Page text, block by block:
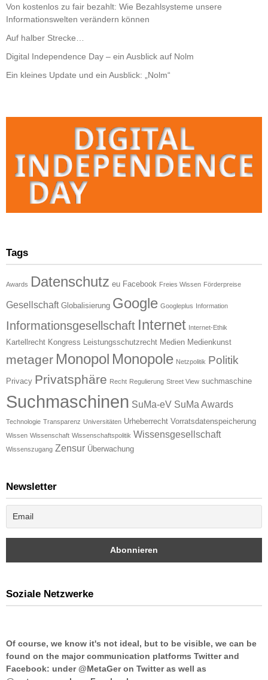
Von kostenlos zu fair bezahlt: Wie Bezahlsysteme unsere
Informationswelten verändern können
Auf halber Strecke…
Digital Independence Day – ein Ausblick auf Nolm
Ein kleines Update und ein Ausblick: „Nolm“
Tags
Awards Datenschutz eu Facebook Freies Wissen Förderpreise
Gesellschaft Globalisierung Google Googleplus Information
Informationsgesellschaft Internet Internet-Ethik
Kartellrecht Kongress Leistungsschutzrecht Medien Medienkunst
metager Monopol Monopole Netzpolitik Politik
Privacy Privatsphäre Recht Regulierung Street View suchmaschine
Suchmaschinen SuMa-eV SuMa Awards
Technologie Transparenz Universitäten Urheberrecht Vorratsdatenspeicherung
Wissen Wissenschaft Wissenschaftspolitik Wissensgesellschaft
Wissenszugang Zensur Überwachung
Newsletter
Soziale Netzwerke
Of course, we know it's not ideal, but to be visible, we can be
found on the major communication platforms Twitter and
Facebook: under @MetaGer on Twitter as well as